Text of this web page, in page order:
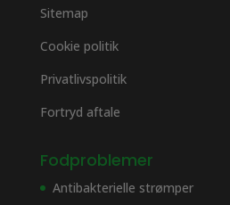
Sitemap
Cookie politik
Privatlivspolitik
Fortryd aftale
Fodproblemer
Antibakterielle strømper